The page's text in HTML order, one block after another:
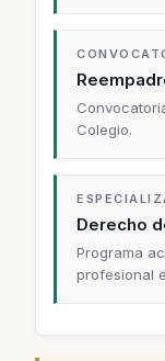
Colegio.
Derecho
Programa
profesional